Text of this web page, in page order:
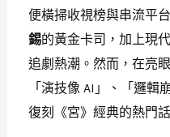
便橫掃收視榜與串流平
錫的黃金卡司，加上現
追劇熱潮。然而，在亮
「演技像 AI」、「邏輯
復刻《宮》經典的熱門